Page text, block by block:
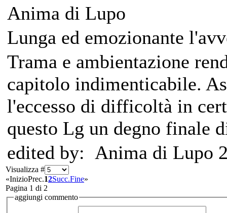
Anima di Lupo
Lunga ed emozionante
Trama e ambientazione
capitolo indimenticabile.
l'eccesso di difficoltà in
questo Lg un degno finale
edited by: Anima di Lupo
Visualizza #
«InizioPrec.12Succ.Fine»
Pagina 1 di 2
aggiungi commento